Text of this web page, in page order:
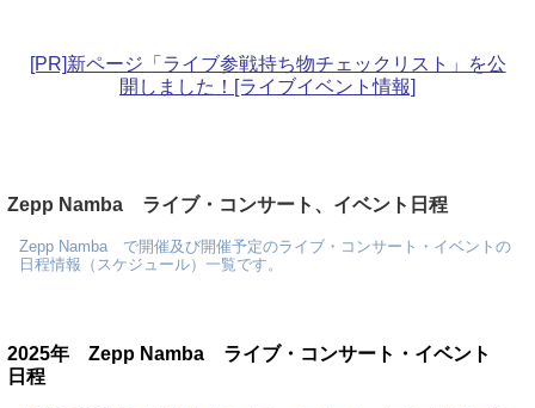
[PR]新ページ「ライブ参戦持ち物チェックリスト」を公
開しました！[ライブイベント情報]
Zepp Namba ライブ・コンサート、イベント日程
Zepp Namba で開催及び開催予定のライブ・コンサート・イベントの
日程情報（スケジュール）一覧です。
2025年 Zepp Namba ライブ・コンサート・イベント
日程